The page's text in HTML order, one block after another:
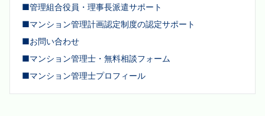
■管理組合役員・理事長派遣サポート
■マンション管理計画認定制度の認定サポート
■お問い合わせ
■マンション管理士・無料相談フォーム
■マンション管理士プロフィール